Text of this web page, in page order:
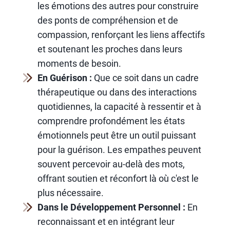
les émotions des autres pour construire
des ponts de compréhension et de
compassion, renforçant les liens affectifs
et soutenant les proches dans leurs
moments de besoin.
En Guérison : Que ce soit dans un cadre
thérapeutique ou dans des interactions
quotidiennes, la capacité à ressentir et à
comprendre profondément les états
émotionnels peut être un outil puissant
pour la guérison. Les empathes peuvent
souvent percevoir au-delà des mots,
offrant soutien et réconfort là où c'est le
plus nécessaire.
Dans le Développement Personnel : En
reconnaissant et en intégrant leur